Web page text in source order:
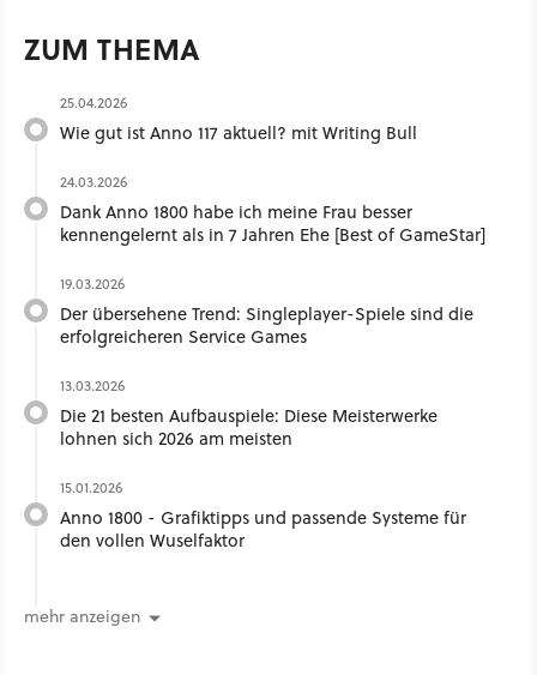
ZUM THEMA
25.04.2026
Wie gut ist Anno 117 aktuell? mit Writing Bull ​
24.03.2026
Dank Anno 1800 habe ich meine Frau besser
kennengelernt als in 7 Jahren Ehe [Best of GameStar]
19.03.2026
Der übersehene Trend: Singleplayer-Spiele sind die
erfolgreicheren Service Games
13.03.2026
Die 21 besten Aufbauspiele: Diese Meisterwerke
lohnen sich 2026 am meisten
15.01.2026
Anno 1800 - Grafiktipps und passende Systeme für
den vollen Wuselfaktor
mehr anzeigen